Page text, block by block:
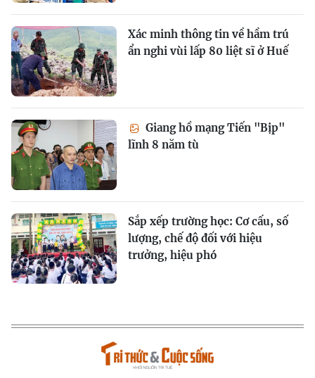
Xác minh thông tin về hầm trú
ẩn nghi vùi lấp 80 liệt sĩ ở Huế
Giang hồ mạng Tiến "Bịp"
lĩnh 8 năm tù
Sắp xếp trường học: Cơ cấu, số
lượng, chế độ đối với hiệu
trưởng, hiệu phó